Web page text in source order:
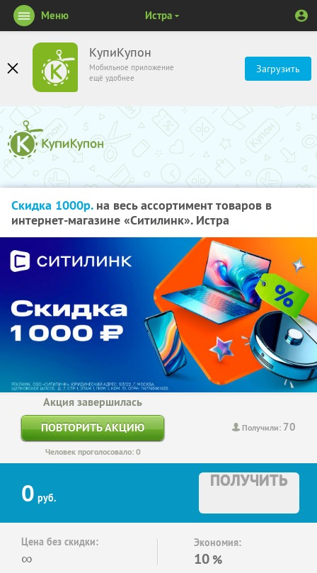
КупиКупон
Мобильное приложение
ещё удобнее
Загрузить
Меню Истра
Скидка 1000р.на весь ассортимент товаров в
интернет-магазине «Ситилинк». Истра
Получили: 70
Акция завершилась
ПОВТОРИТЬ АКЦИЮ
Человек проголосовало: 0
0 руб.
ПОЛУЧИТЬ
Цена без скидки:
∞
Экономия:
10 %